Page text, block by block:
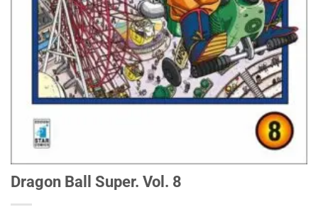
Dragon Ball Super. Vol. 8